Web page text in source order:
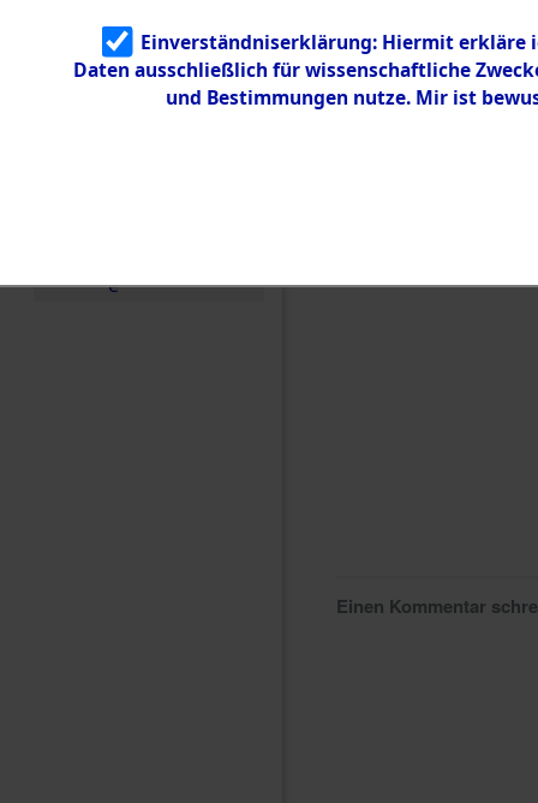
Identifizierun
g
5.3.3
Todesmärsch
e
Einen Kommentar
Einverständniserklärung: Hiermit erkläre
Daten ausschließlich für wissenschaftliche
und Bestimmungen nutze. Mir ist